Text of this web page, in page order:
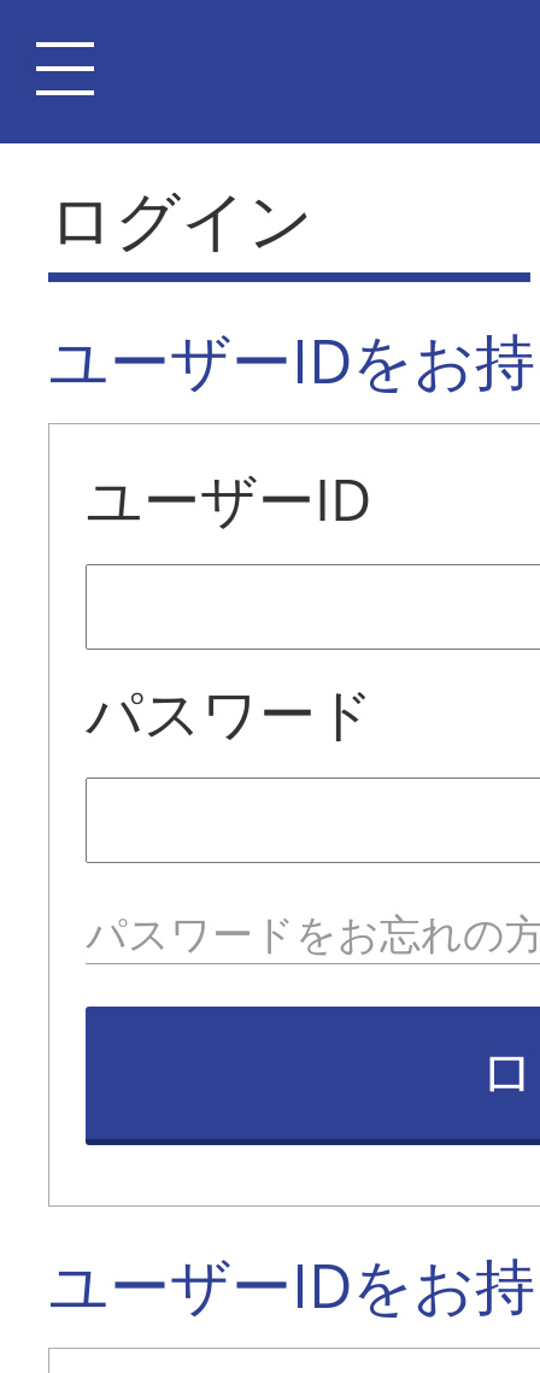
ログイン
ユーザーIDをお
ユーザーID
パスワード
パスワードをお忘れの
ユーザーIDをお